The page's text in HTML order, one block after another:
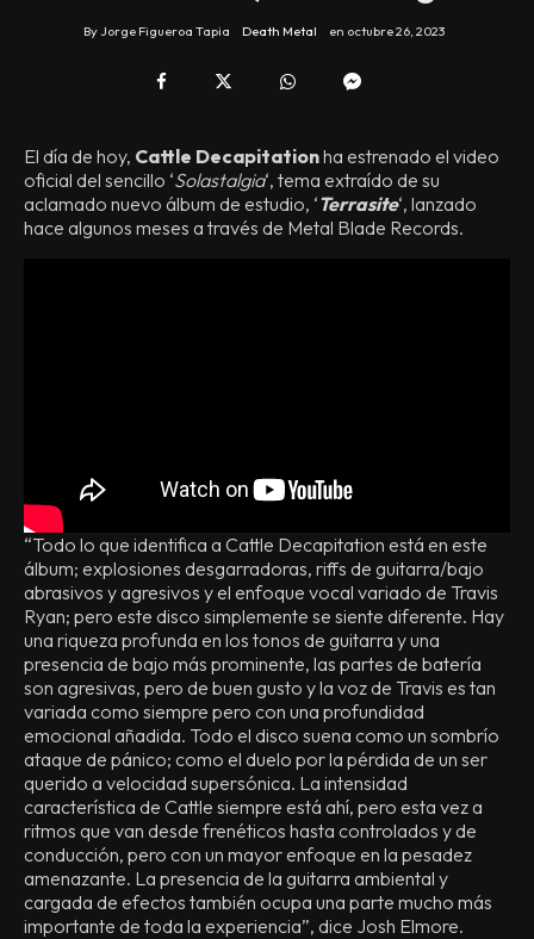
By Jorge Figueroa Tapia Death Metal en octubre 26, 2023
El día de hoy, Cattle Decapitationha estrenado el video
oficial del sencillo ‘Solastalgia‘, tema extraído de su
aclamado nuevo álbum de estudio, ‘Terrasite‘, lanzado
hace algunos meses a través de Metal Blade Records.
“Todo lo que identifica a Cattle Decapitation está en este
álbum; explosiones desgarradoras, riffs de guitarra/bajo
abrasivos y agresivos y el enfoque vocal variado de Travis
Ryan; pero este disco simplemente se siente diferente. Hay
una riqueza profunda en los tonos de guitarra y una
presencia de bajo más prominente, las partes de batería
son agresivas, pero de buen gusto y la voz de Travis es tan
variada como siempre pero con una profundidad
emocional añadida. Todo el disco suena como un sombrío
ataque de pánico; como el duelo por la pérdida de un ser
querido a velocidad supersónica. La intensidad
característica de Cattle siempre está ahí, pero esta vez a
ritmos que van desde frenéticos hasta controlados y de
conducción, pero con un mayor enfoque en la pesadez
amenazante. La presencia de la guitarra ambiental y
cargada de efectos también ocupa una parte mucho más
importante de toda la experiencia”, dice Josh Elmore.